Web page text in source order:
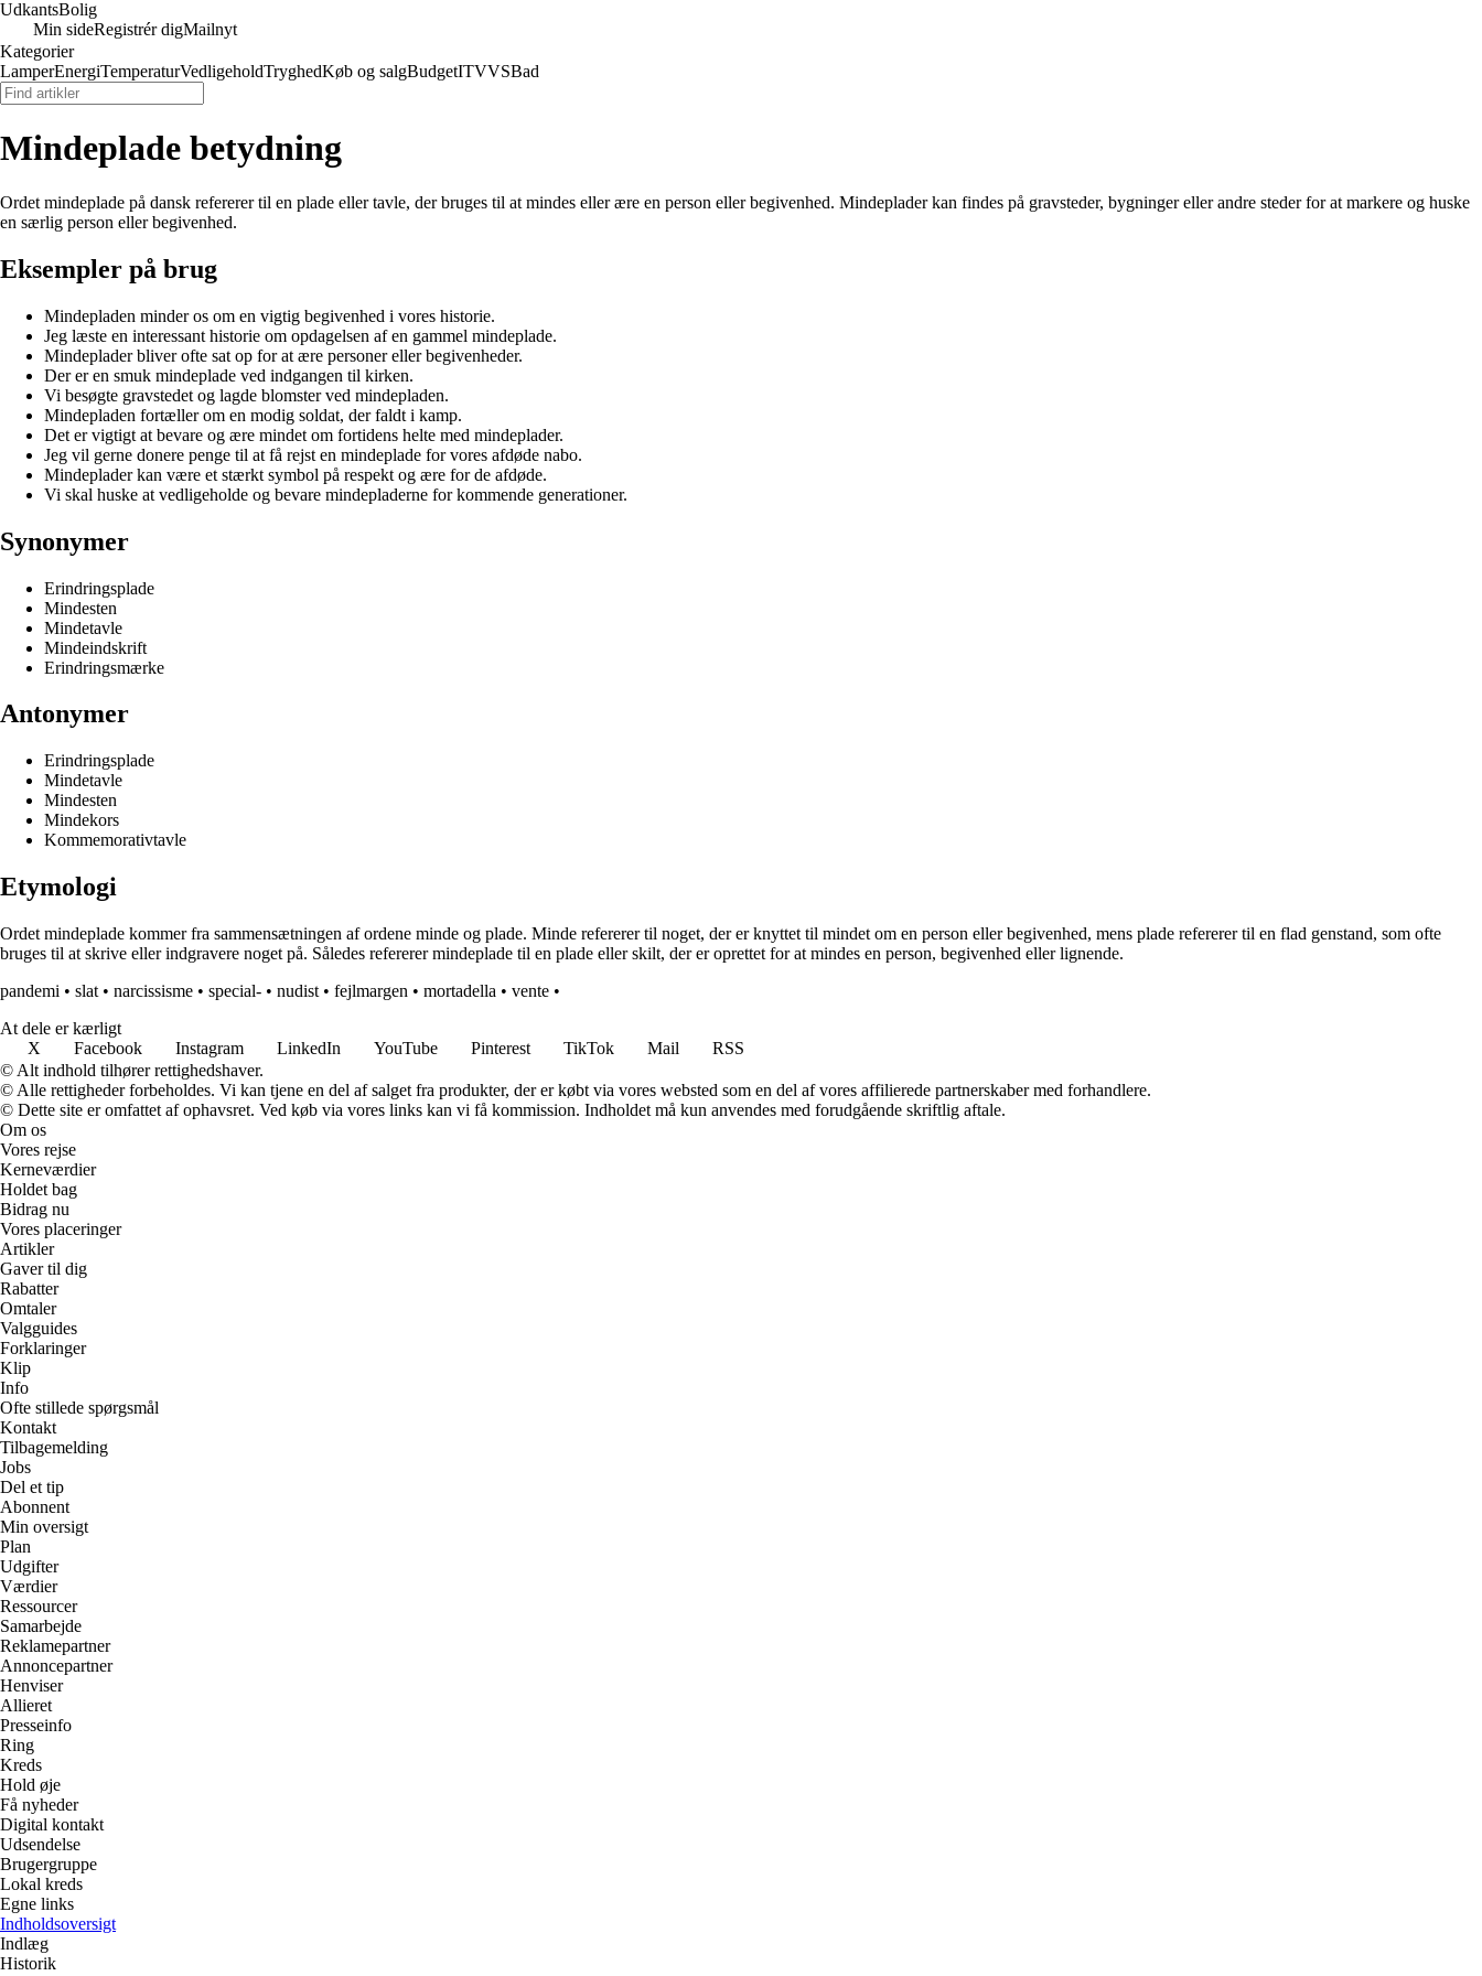
UdkantsBolig
Min sideRegistrér digMailnyt
Kategorier
LamperEnergiTemperaturVedligeholdTryghedKøb og salgBudgetITVVSBad
Mindeplade betydning
Ordet mindeplade på dansk refererer til en plade eller tavle, der bruges til at mindes eller ære en person eller begivenhed. Mindeplader kan findes på gravsteder, bygninger eller andre steder for at markere og huske
en særlig person eller begivenhed.
Eksempler på brug
Mindepladen minder os om en vigtig begivenhed i vores historie.
Jeg læste en interessant historie om opdagelsen af en gammel mindeplade.
Mindeplader bliver ofte sat op for at ære personer eller begivenheder.
Der er en smuk mindeplade ved indgangen til kirken.
Vi besøgte gravstedet og lagde blomster ved mindepladen.
Mindepladen fortæller om en modig soldat, der faldt i kamp.
Det er vigtigt at bevare og ære mindet om fortidens helte med mindeplader.
Jeg vil gerne donere penge til at få rejst en mindeplade for vores afdøde nabo.
Mindeplader kan være et stærkt symbol på respekt og ære for de afdøde.
Vi skal huske at vedligeholde og bevare mindepladerne for kommende generationer.
Synonymer
Erindringsplade
Mindesten
Mindetavle
Mindeindskrift
Erindringsmærke
Antonymer
Erindringsplade
Mindetavle
Mindesten
Mindekors
Kommemorativtavle
Etymologi
Ordet mindeplade kommer fra sammensætningen af ordene minde og plade. Minde refererer til noget, der er knyttet til mindet om en person eller begivenhed, mens plade refererer til en flad genstand, som ofte
bruges til at skrive eller indgravere noget på. Således refererer mindeplade til en plade eller skilt, der er oprettet for at mindes en person, begivenhed eller lignende.
pandemi • slat • narcissisme • special- • nudist • fejlmargen • mortadella • vente •
At dele er kærligt
X
Facebook Instagram LinkedIn YouTube Pinterest TikTok Mail
RSS
© Alt indhold tilhører rettighedshaver.
© Alle rettigheder forbeholdes. Vi kan tjene en del af salget fra produkter, der er købt via vores websted som en del af vores affilierede partnerskaber med forhandlere.
© Dette site er omfattet af ophavsret. Ved køb via vores links kan vi få kommission. Indholdet må kun anvendes med forudgående skriftlig aftale.
Om os
Vores rejse
Kerneværdier
Holdet bag
Bidrag nu
Vores placeringer
Artikler
Gaver til dig
Rabatter
Omtaler
Valgguides
Forklaringer
Klip
Info
Ofte stillede spørgsmål
Kontakt
Tilbagemelding
Jobs
Del et tip
Abonnent
Min oversigt
Plan
Udgifter
Værdier
Ressourcer
Samarbejde
Reklamepartner
Annoncepartner
Henviser
Allieret
Presseinfo
Ring
Kreds
Hold øje
Få nyheder
Digital kontakt
Udsendelse
Brugergruppe
Lokal kreds
Egne links
Indholdsoversigt
Indlæg
Historik